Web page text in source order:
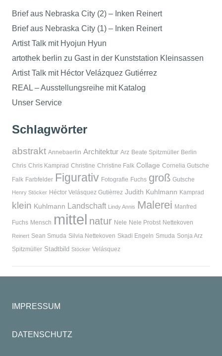
Brief aus Nebraska City (2) – Inken Reinert
Brief aus Nebraska City (1) – Inken Reinert
Artist Talk mit Hyojun Hyun
artothek berlin zu Gast in der Kunststation Kleinsassen
Artist Talk mit Héctor Velázquez Gutiérrez
REAL – Ausstellungsreihe mit Katalog
Unser Service
Schlagwörter
abstrakt Annebaerlin Architektur Arz Beate Spitzmüller Berlin
Chris Chris Kamprad Christine Christine Falk Collage Cornelia Gutsche
Falk Farbfelder Figurativ Fotografie Fuchs groß Gutsche
Henry Stöcker Héctor Velásquez Gutièrrez Judith Kuhlmann Kamprad
klein Kuhlmann Landschaft Lindy Annis Malerei Manfred
Fuchs Mensch mittel natur Nele Nele Probst Nettekoven
Reinert Sean Smuda Silvia Nettekoven Skadi Engeln Smuda Sonja Arz
Spitzmüller Stadtbild Stöcker Velásquez
IMPRESSUM
DATENSCHUTZ